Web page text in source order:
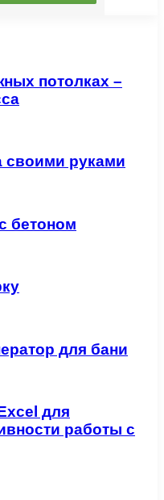
потолках –
своими руками
бетоном
для бани
для
работы с